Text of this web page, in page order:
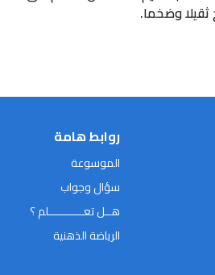
وضخما.
روابط هامة
الموسوعة
سؤال وجواب
هــل تعـــــــــــلم ؟
الرياضة الذهنية